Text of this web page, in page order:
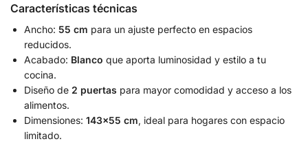
Características técnicas
Ancho: 55 cm para un ajuste perfecto en espacios
reducidos.
Acabado: Blanco que aporta luminosidad y estilo a tu
cocina.
Diseño de 2 puertas para mayor comodidad y acceso a los
alimentos.
Dimensiones: 143×55 cm, ideal para hogares con espacio
limitado.